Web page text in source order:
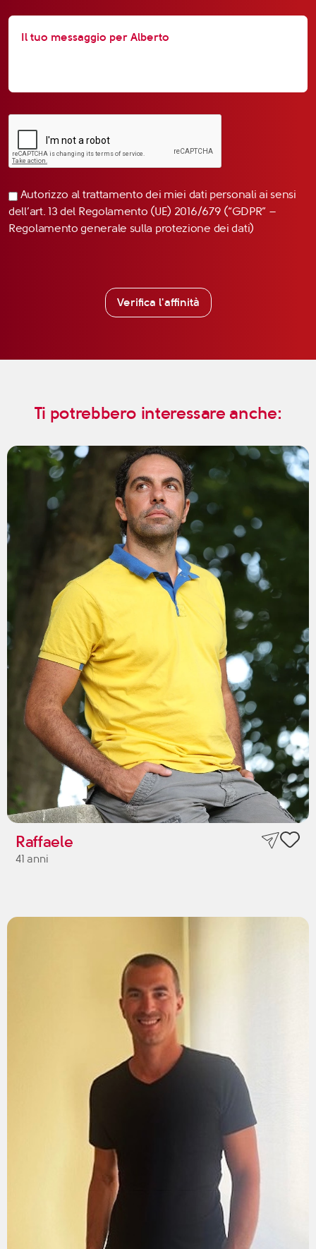
Autorizzo al trattamento dei miei dati personali ai sensi
dell’art. 13 del Regolamento (UE) 2016/679 (“GDPR” –
Regolamento generale sulla protezione dei dati)
Verifica l'affinità
Ti potrebbero interessare anche:
Raffaele
41 anni